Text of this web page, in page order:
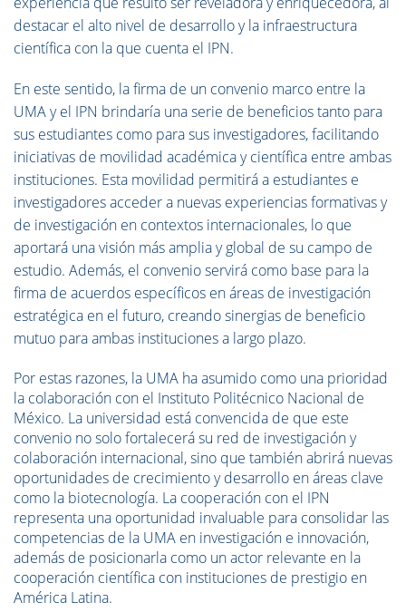
destacar el alto nivel de desarrollo y la infraestructura
científica con la que cuenta el IPN.
En este sentido, la firma de un convenio marco entre la
UMA y el IPN brindaría una serie de beneficios tanto para
sus estudiantes como para sus investigadores, facilitando
iniciativas de movilidad académica y científica entre ambas
instituciones. Esta movilidad permitirá a estudiantes e
investigadores acceder a nuevas experiencias formativas y
de investigación en contextos internacionales, lo que
aportará una visión más amplia y global de su campo de
estudio. Además, el convenio servirá como base para la
firma de acuerdos específicos en áreas de investigación
estratégica en el futuro, creando sinergias de beneficio
mutuo para ambas instituciones a largo plazo.
Por estas razones, la UMA ha asumido como una prioridad
la colaboración con el Instituto Politécnico Nacional de
México. La universidad está convencida de que este
convenio no solo fortalecerá su red de investigación y
colaboración internacional, sino que también abrirá nuevas
oportunidades de crecimiento y desarrollo en áreas clave
como la biotecnología. La cooperación con el IPN
representa una oportunidad invaluable para consolidar las
competencias de la UMA en investigación e innovación,
además de posicionarla como un actor relevante en la
cooperación científica con instituciones de prestigio en
América Latina.